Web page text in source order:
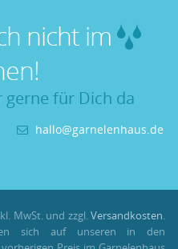
nicht im
gerne für Dich da
hallo@garnelenhaus.de
MwSt. und zzgl.Versandkosten.
sich auf unseren in den